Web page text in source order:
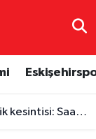
Saatler belli oldu